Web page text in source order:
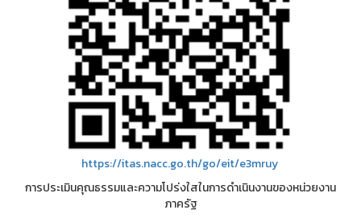
https://itas.nacc.go.th/go/eit/e3mruy
การประเมินคุณธรรมและความโปร่งใสในการดำเนินงานของหน่วยงาน
ภาครัฐ